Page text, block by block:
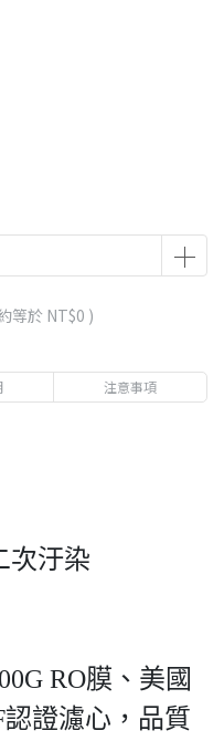
等於 NT$0 )
注意事項
次汙染
RO膜、美國
證濾心，品質